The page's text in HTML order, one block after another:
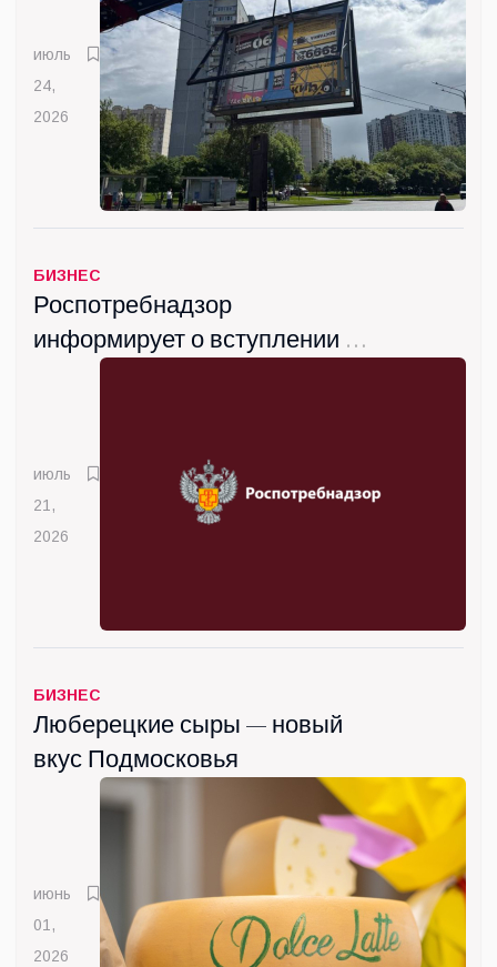
июль
24,
2026
БИЗНЕС
Роспотребнадзор
информирует о вступлении с
июль
21,
2026
БИЗНЕС
Люберецкие сыры — новый
вкус Подмосковья
июнь
01,
2026